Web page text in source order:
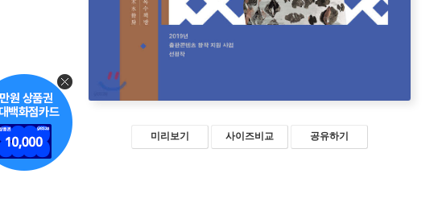
미리보기 사이즈비교 공유하기